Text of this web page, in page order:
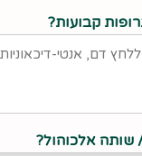
קבועות?
אלכוהול?